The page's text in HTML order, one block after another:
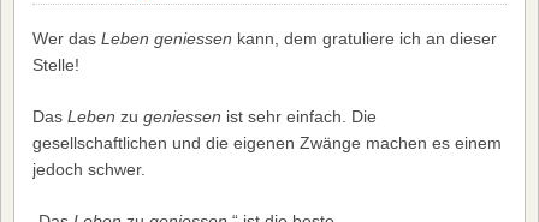
Wer das Leben geniessen kann, dem gratuliere ich an dieser
Stelle!
Das Leben zu geniessen ist sehr einfach. Die
gesellschaftlichen und die eigenen Zwänge machen es einem
jedoch schwer.